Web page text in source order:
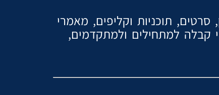
תוכניות וקליפים, מאמרי
קבלה למתחילים ולמתקדמים,